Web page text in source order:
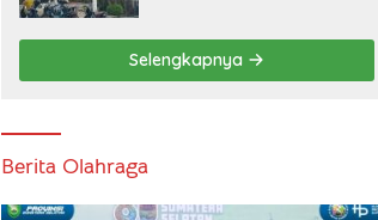
Selengkapnya
Berita Olahraga